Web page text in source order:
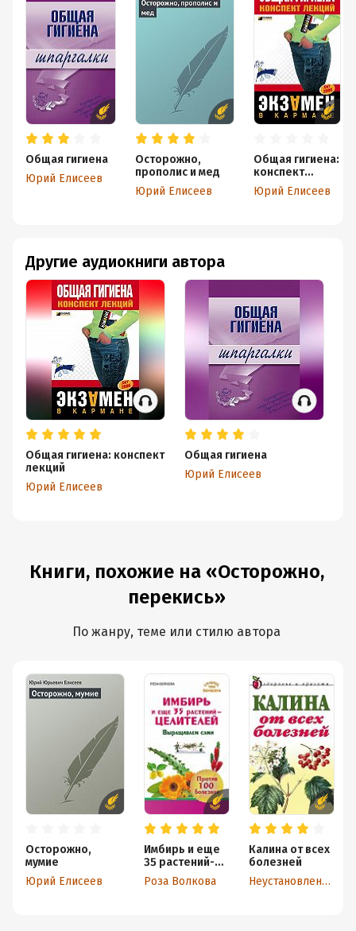
Общая гигиена
Юрий Елисеев
Осторожно,
прополис и мед
Юрий Елисеев
Общая гигиена:
конспект
лекций
Юрий Елисеев
Другие аудиокниги автора
Общая гигиена: конспект
лекций
Юрий Елисеев
Общая гигиена
Юрий Елисеев
Книги, похожие на «Осторожно,
перекись»
По жанру, теме или стилю автора
Осторожно,
мумие
Юрий Елисеев
Имбирь и еще
35 растений-
целителей.
Выращиваем
Роза Волкова
Калина от всех
болезней
Неустановленный автор